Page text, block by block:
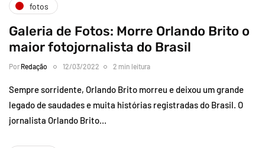
fotos
Galeria de Fotos: Morre Orlando Brito o
maior fotojornalista do Brasil
Por Redação 12/03/2022 2 min leitura
Sempre sorridente, Orlando Brito morreu e deixou um grande
legado de saudades e muita histórias registradas do Brasil. O
jornalista Orlando Brito…